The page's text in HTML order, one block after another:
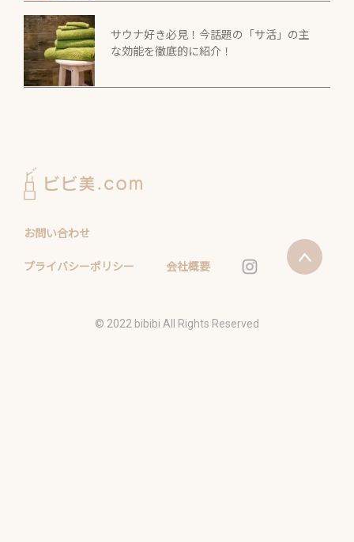
サウナ好き必見！今話題の「サ活」の主
な効能を徹底的に紹介！
お問い合わせ
プライバシーポリシー 会社概要
©️ 2022 bibibi All Rights Reserved